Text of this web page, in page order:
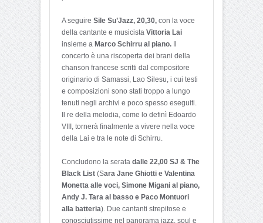
A seguire Sile Su’Jazz, 20,30, con la voce
della cantante e musicista Vittoria Lai
insieme a Marco Schirru al piano. Il
concerto è una riscoperta dei brani della
chanson francese scritti dal compositore
originario di Samassi, Lao Silesu, i cui testi
e composizioni sono stati troppo a lungo
tenuti negli archivi e poco spesso eseguiti.
Il re della melodia, come lo definì Edoardo
VIII, tornerà finalmente a vivere nella voce
della Lai e tra le note di Schirru.
Concludono la serata dalle 22,00 SJ & The
Black List (Sara Jane Ghiotti e Valentina
Monetta alle voci, Simone Migani al piano,
Andy J. Tara al basso e Paco Montuori
alla batteria). Due cantanti strepitose e
conosciutissime nel panorama jazz, soul e